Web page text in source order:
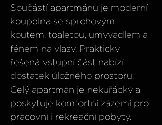
Součástí apartmánu je moderní
koupelna se sprchovým
koutem, toaletou, umyvadlem a
fénem na vlasy. Prakticky
řešená vstupní část nabízí
dostatek úložného prostoru.
Celý apartmán je nekuřácký a
poskytuje komfortní zázemí pro
pracovní i rekreační pobyty.